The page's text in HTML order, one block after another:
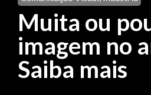
contato
cultura
do
plástico
institucional
Agronegócio
soluções
em
Coberturas
barracas
Muita ou
imagem no
Saiba mais